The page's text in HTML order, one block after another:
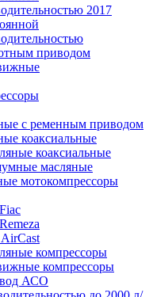
2017
приводом
с ременным приводом
коаксиальные
коаксиальные
масляные
мотокомпрессоры
компрессоры
компрессоры
АСО